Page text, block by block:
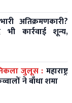
अतिक्रमणकारी?
कार्रवाई शून्य,
जुलूस : महाराष्ट्र
ने बाँधा शमा